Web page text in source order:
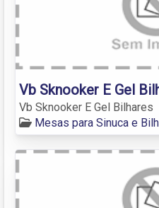
Vb Sknooker E Gel
Vb Sknooker E Gel Bilhares
Mesas para Sinuca e